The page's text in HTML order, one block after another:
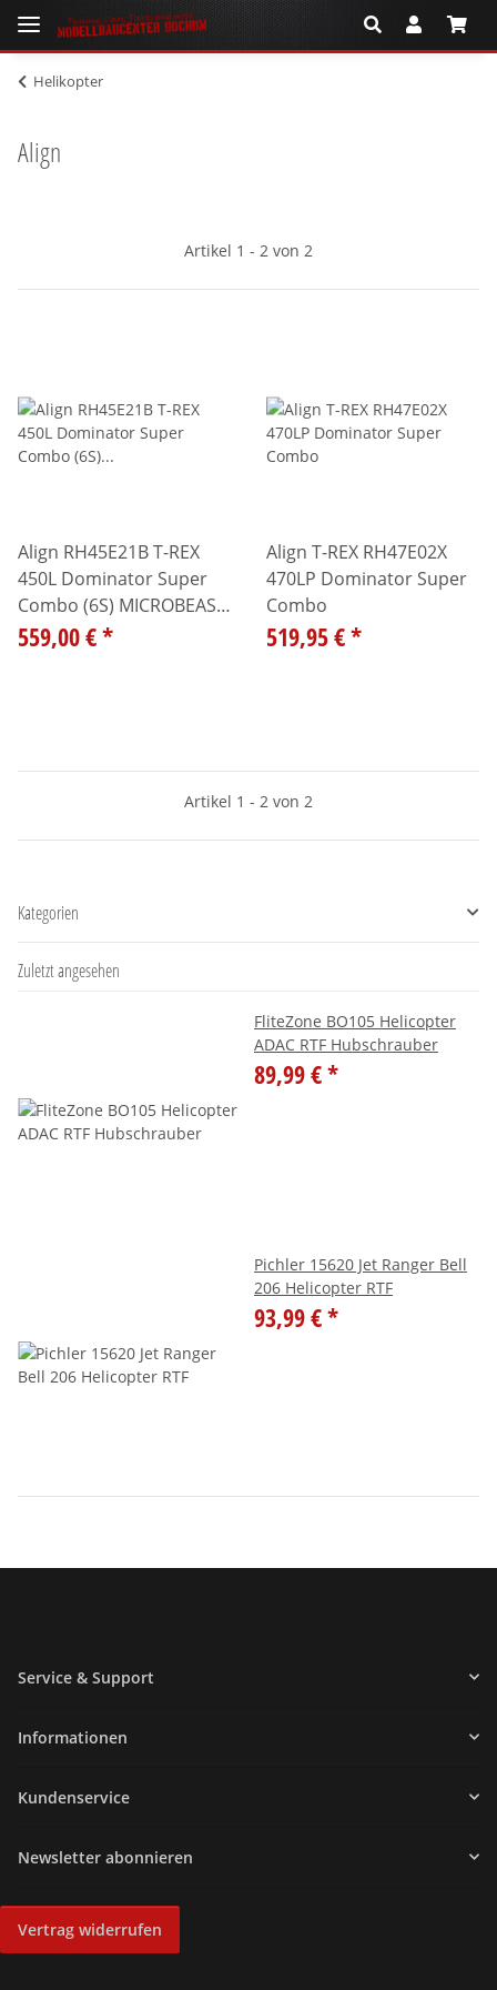
Helikopter
Align
Artikel 1 - 2 von 2
Align RH45E21B T-REX
450L Dominator Super
Combo (6S) MICROBEAST
Plus Helikopter
559,00 €*
Align T-REX RH47E02X
470LP Dominator Super
Combo
519,95 €*
Artikel 1 - 2 von 2
Kategorien
Zuletzt angesehen
FliteZone BO105 Helicopter
ADAC RTF Hubschrauber
89,99 €*
Pichler 15620 Jet Ranger Bell
206 Helicopter RTF
93,99 €*
Service & Support
Informationen
Kundenservice
Newsletter abonnieren
Vertrag widerrufen